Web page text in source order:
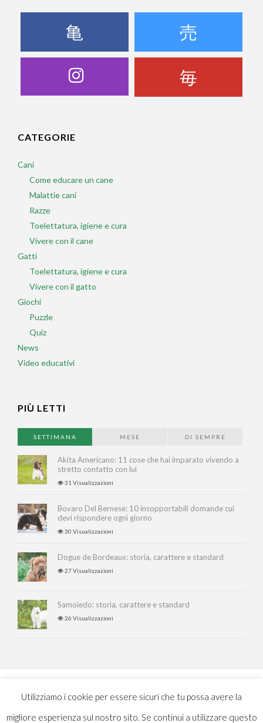
CATEGORIE
Cani
Come educare un cane
Malattie cani
Razze
Toelettatura, igiene e cura
Vivere con il cane
Gatti
Toelettatura, igiene e cura
Vivere con il gatto
Giochi
Puzzle
Quiz
News
Video educativi
PIÙ LETTI
SETTIMANA MESE DI SEMPRE
Akita Americano: 11 cose che hai imparato vivendo a
stretto contatto con lui
31 Visualizzazioni
Bovaro Del Bernese: 10 insopportabili domande cui
devi rispondere ogni giorno
30 Visualizzazioni
Dogue de Bordeaux: storia, carattere e standard
27 Visualizzazioni
Samoiedo: storia, carattere e standard
26 Visualizzazioni
Utilizziamo i cookie per essere sicuri che tu possa avere la
migliore esperienza sul nostro sito. Se continui a utilizzare questo